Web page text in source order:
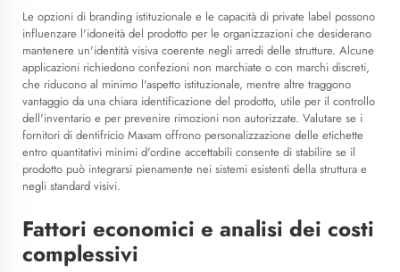
Le opzioni di branding istituzionale e le capacità di private label possono
influenzare l'idoneità del prodotto per le organizzazioni che desiderano
mantenere un'identità visiva coerente negli arredi delle strutture. Alcune
applicazioni richiedono confezioni non marchiate o con marchi discreti,
che riducono al minimo l'aspetto istituzionale, mentre altre traggono
vantaggio da una chiara identificazione del prodotto, utile per il controllo
dell'inventario e per prevenire rimozioni non autorizzate. Valutare se i
fornitori di dentifricio Maxam offrono personalizzazione delle etichette
entro quantitativi minimi d'ordine accettabili consente di stabilire se il
prodotto può integrarsi pienamente nei sistemi esistenti della struttura e
negli standard visivi.
Fattori economici e analisi dei costi
complessivi